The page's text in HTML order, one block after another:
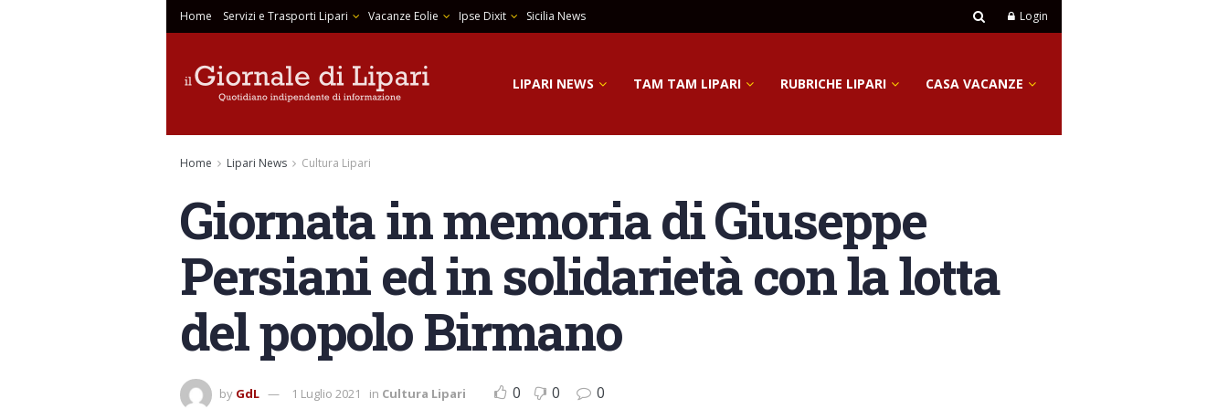
Home Servizi e Trasporti Lipari Vacanze Eolie Ipse Dixit Sicilia News Login
LIPARI NEWS TAM TAM LIPARI RUBRICHE LIPARI CASA VACANZE
Home Lipari News Cultura Lipari
Giornata in memoria di Giuseppe
Persiani ed in solidarietà con la lotta
del popolo Birmano
by GdL 1 Luglio 2021 in Cultura Lipari 0 0 0